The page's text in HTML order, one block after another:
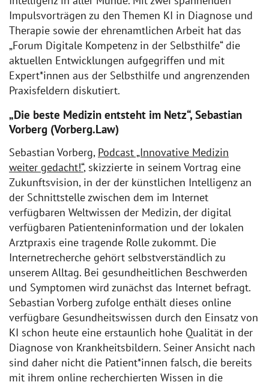
Impulsvorträgen zu den Themen KI in Diagnose und
Therapie sowie der ehrenamtlichen Arbeit hat das
„Forum Digitale Kompetenz in der Selbsthilfe“ die
aktuellen Entwicklungen aufgegriffen und mit
Expert*innen aus der Selbsthilfe und angrenzenden
Praxisfeldern diskutiert.
„Die beste Medizin entsteht im Netz“, Sebastian
Vorberg (Vorberg.Law)
Sebastian Vorberg, Podcast „Innovative Medizin
weiter gedacht!“, skizzierte in seinem Vortrag eine
Zukunftsvision, in der der künstlichen Intelligenz an
der Schnittstelle zwischen dem im Internet
verfügbaren Weltwissen der Medizin, der digital
verfügbaren Patienteninformation und der lokalen
Arztpraxis eine tragende Rolle zukommt. Die
Internetrecherche gehört selbstverständlich zu
unserem Alltag. Bei gesundheitlichen Beschwerden
und Symptomen wird zunächst das Internet befragt.
Sebastian Vorberg zufolge enthält dieses online
verfügbare Gesundheitswissen durch den Einsatz von
KI schon heute eine erstaunlich hohe Qualität in der
Diagnose von Krankheitsbildern. Seiner Ansicht nach
sind daher nicht die Patient*innen falsch, die bereits
mit ihrem online recherchierten Wissen in die